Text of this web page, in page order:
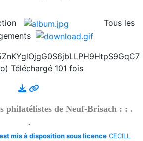
- Émission - 1989-6
- émissions en quatre langues -
Émission - 1989-5
- émissions en quatre langues -
- Émission - 1989-4
- émissions en quatre langues -
- Émission - 1989-3
Émission - 1989-2
- émissions en quatre langues -
- Émission - 1989-1
Tous les
Téléchargé 101 fois
philatélistes de Neuf-Brisach : : .
.
mis à disposition sous licence CECILL